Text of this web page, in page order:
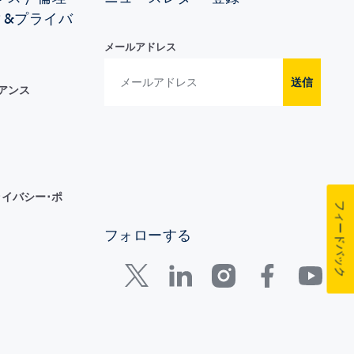
プライバ
ンス
バシー･ポ
メールアドレス
送信
フォローする フィードバック